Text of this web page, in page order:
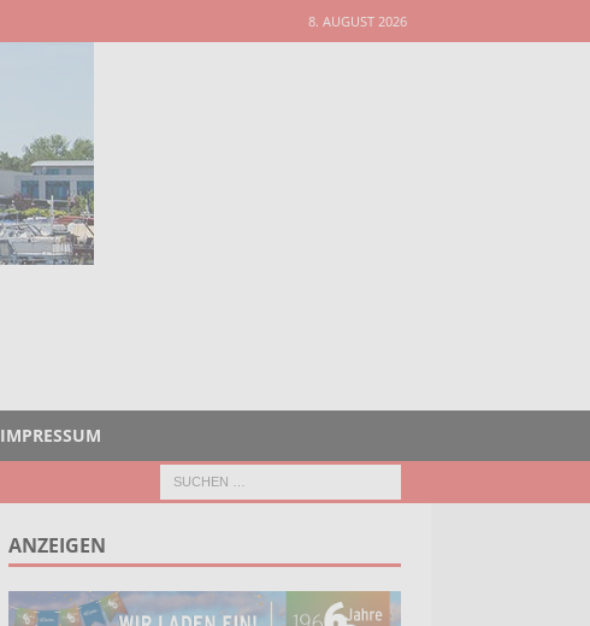
8. AUGUST 2026
IMPRESSUM
ANZEIGEN